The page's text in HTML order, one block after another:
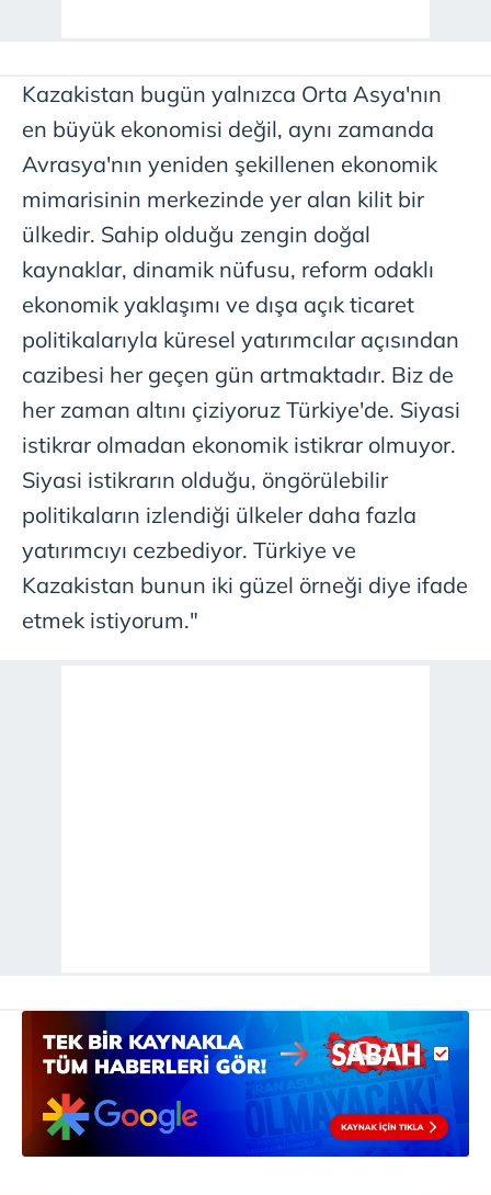
vasıtasıyla belirleyebilirsiniz. Çerezlere ilişkin detaylı bilgi
için Ayarlar butonuna tıklayabilir,Çerez Bilgilendirme
Metnimiziziyaret edebilirsiniz.
6698 sayılı Kişisel Verilerin Korunması Kanunu uyarınca
hazırlanmış Aydınlatma Metnimizi okumak ve sitemizde
ilgili mevzuata uygun olarak kullanılan çerezlerle ilgili bilgi
Kazakistan bugün yalnızca Orta Asya'nın
en büyük ekonomisi değil, aynı zamanda
Avrasya'nın yeniden şekillenen ekonomik
mimarisinin merkezinde yer alan kilit bir
ülkedir. Sahip olduğu zengin doğal
kaynaklar, dinamik nüfusu, reform odaklı
ekonomik yaklaşımı ve dışa açık ticaret
politikalarıyla küresel yatırımcılar açısından
cazibesi her geçen gün artmaktadır. Biz de
her zaman altını çiziyoruz Türkiye'de. Siyasi
istikrar olmadan ekonomik istikrar olmuyor.
Siyasi istikrarın olduğu, öngörülebilir
politikaların izlendiği ülkeler daha fazla
yatırımcıyı cezbediyor. Türkiye ve
Kazakistan bunun iki güzel örneği diye ifade
etmek istiyorum."